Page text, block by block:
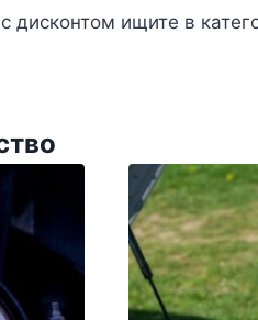
ищите в